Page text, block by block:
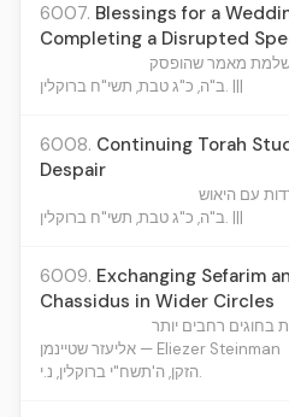
6007. Blessings for a
Completing a Disrupted
מאמר שהופסק
ב"ה, כ"ג טבת, תשי"ח ברוקלין. |||
6008. Continuing Torah
Despair
עם היאוש
ב"ה, כ"ג טבת, תשי"ח ברוקלין. |||
6009. Exchanging Sefarim
Chassidus in Wider Circles
בחוגים רחבים יותר
אליעזר שטיינמן — Eliezer Steinman
הזקן, ה'תשח"י ברוקלין, נ.י.